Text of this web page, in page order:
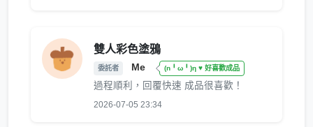
雙人彩色塗鴉
委託者 Me (n╹ω╹)η ♥ 好喜歡成品
過程順利，回覆快速 成品很喜歡！
2026-07-05 23:34